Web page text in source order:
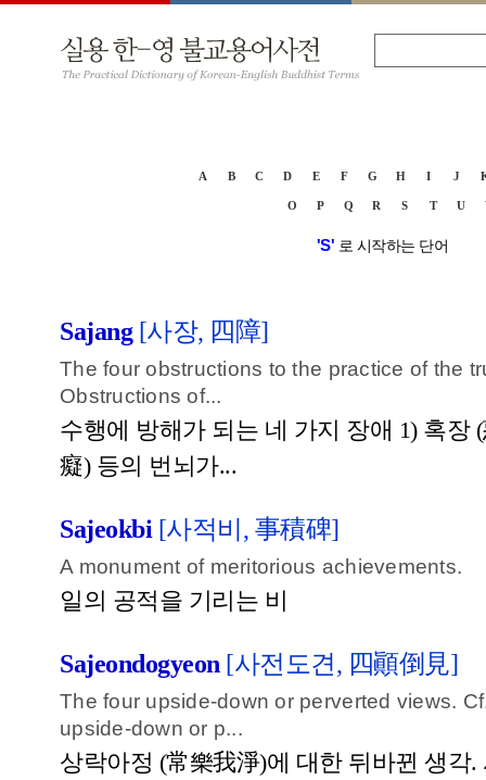
A B C D E F G H I J
O P Q R S T U
'S' 로 시작하는 단어
Sajang[사장, 四障]
The four obstructions to the practice of the
Obstructions of...
수행에 방해가 되는 네 가지 장애 1) 혹장
癡) 등의 번뇌가...
Sajeokbi [사적비, 事積碑]
A monument of meritorious achievements.
일의 공적을 기리는 비
Sajeondogyeon [사전도견, 四顚倒見]
The four upside-down or perverted views.
upside-down or p...
상락아정 (常樂我淨)에 대한 뒤바뀐 생각.